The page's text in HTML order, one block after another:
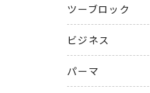
ツーブロック
ビジネス
パーマ